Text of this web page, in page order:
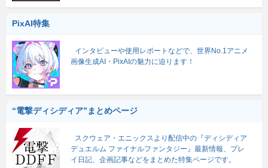
PixAI特集
インタビューや使用レポートなどで、世界No.1アニメ
画像生成AI・PixAIの魅力に迫ります！
“電撃ディシディア”まとめページ
スクウェア・エニックスより配信中の『ディシディア
デュエルム ファイナルファンタジー』最新情報、プレ
イ日記、企画記事などをまとめた特集ページです。